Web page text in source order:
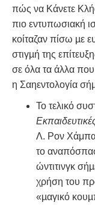
πώς να Κάνετε
πιο εντυπωσιακή
κοίταζαν πίσω µε
στιγµή της
σε όλα τα άλλα
η Σαηεντολογία
Το τελικό
Λ. Ρον
το
ώντιτινγκ
χρήση του
«µαγικό